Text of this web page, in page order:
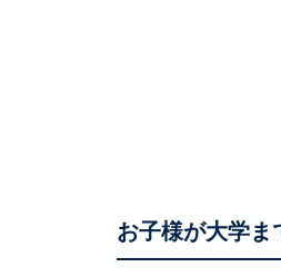
お子様が大学ま